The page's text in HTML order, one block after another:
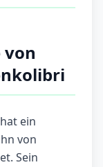
ein
von
Sein